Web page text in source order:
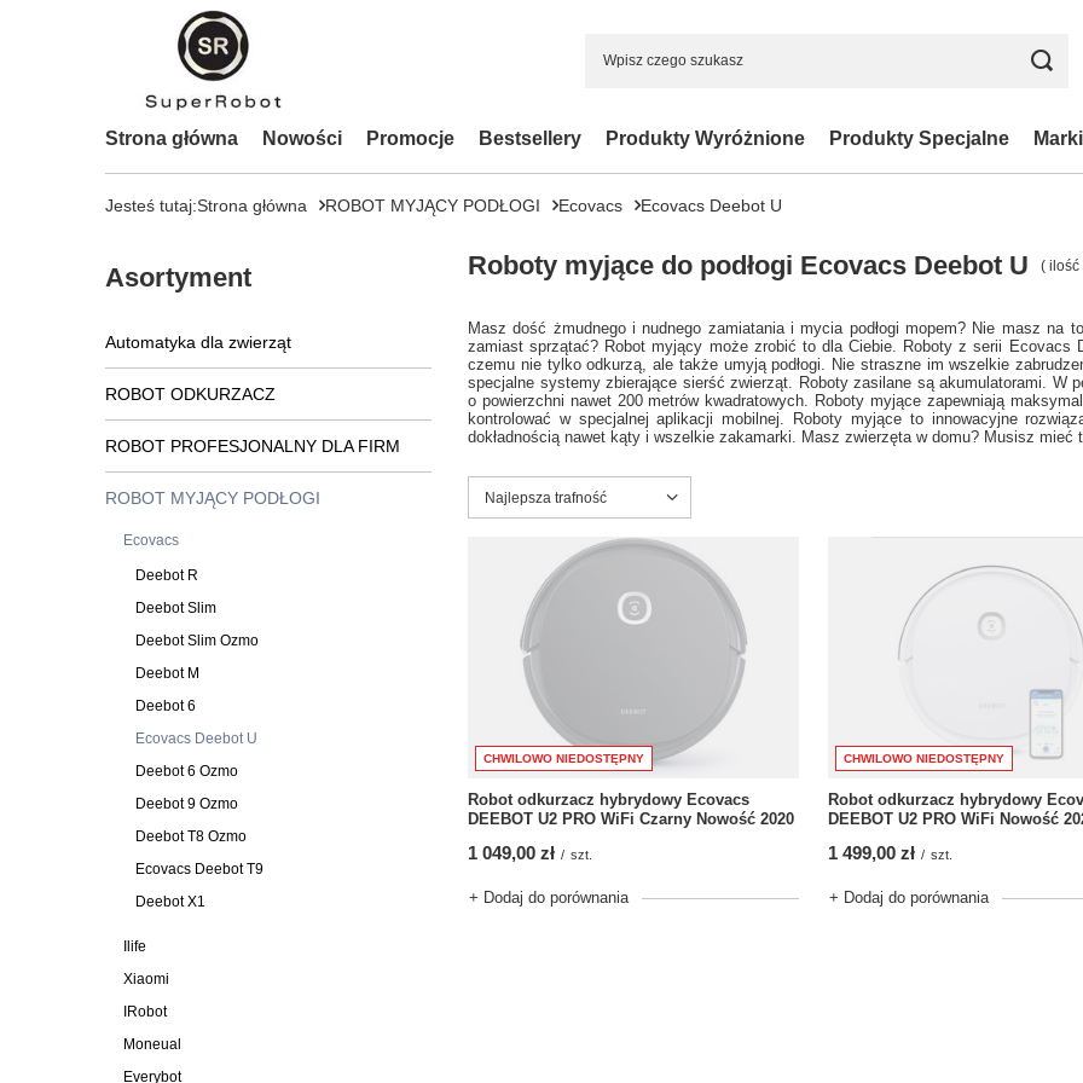
Strona główna Nowości Promocje Bestsellery Produkty Wyróżnione Produkty Specjalne Marki
Jesteś tutaj:Strona główna ROBOT MYJĄCY PODŁOGI Ecovacs Ecovacs Deebot U
Asortyment
Automatyka dla zwierząt
ROBOT ODKURZACZ
ROBOT PROFESJONALNY DLA FIRM
ROBOT MYJĄCY PODŁOGI
Ecovacs
Deebot R
Deebot Slim
Deebot Slim Ozmo
Deebot M
Deebot 6
Ecovacs Deebot U
Deebot 6 Ozmo
Deebot 9 Ozmo
Deebot T8 Ozmo
Ecovacs Deebot T9
Deebot X1
Ilife
Xiaomi
IRobot
Moneual
Everybot
Roboty myjące do podłogi Ecovacs Deebot U ( ilość
Masz dość żmudnego i nudnego zamiatania i mycia podłogi mopem? Nie masz
zamiast sprzątać? Robot myjący może zrobić to dla Ciebie. Roboty z serii Ecovacs
czemu nie tylko odkurzą, ale także umyją podłogi. Nie straszne im wszelkie
specjalne systemy zbierające sierść zwierząt. Roboty zasilane są akumulatorami. W
o powierzchni nawet 200 metrów kwadratowych. Roboty myjące zapewniają
kontrolować w specjalnej aplikacji mobilnej. Roboty myjące to innowacyjne
dokładnością nawet kąty i wszelkie zakamarki. Masz zwierzęta w domu? Musisz mieć
Zmień sortowanie
Najlepsza trafność
CHWILOWO NIEDOSTĘPNY
Robot odkurzacz hybrydowy Ecovacs
DEEBOT U2 PRO WiFi Czarny Nowość 2020
1 049,00 zł / szt.
+ Dodaj do porównania
CHWILOWO NIEDOSTĘPNY
Robot odkurzacz hybrydowy
DEEBOT U2 PRO WiFi Nowość
1 499,00 zł / szt.
+ Dodaj do porównania